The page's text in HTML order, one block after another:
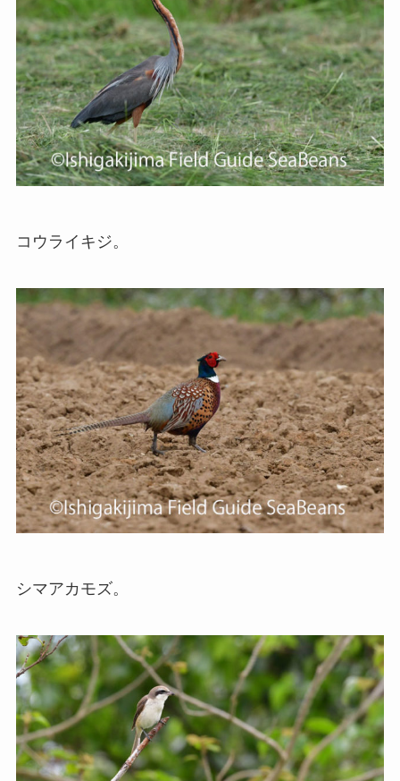
コウライキジ。
シマアカモズ。